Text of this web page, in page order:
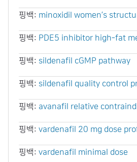
핑백: minoxidil women’s
핑백: PDE5 inhibitor high‑fat
핑백: sildenafil cGMP pathway
핑백: sildenafil quality control
핑백: avanafil relative
핑백: vardenafil 20 mg dose
핑백: vardenafil minimal dose